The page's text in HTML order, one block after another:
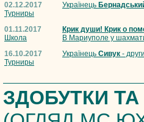
02.12.2017
Турниры
Українець
01.11.2017
Школа
Крик души! Крик о
В Мариуполе у
16.10.2017
Турниры
Українець Сивук -
ЗДОБУТКИ